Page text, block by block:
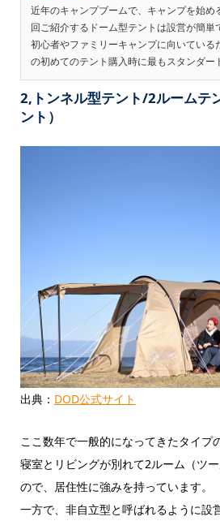
近年のキャンプブームで、キャンプを始め
回ご紹介するドーム型テントは設営が簡単
初心者やファミリーキャンプに向いている
の初めてのテント購入時に最もスタンダー
2,トンネル型テント/2ルームテ
ント）
出典： DOD公式サイト
ここ数年で一般的になってきたタイプ
寝室とリビングが別れて2ルーム（ツ
ので、居住性に強みを持っています。
一方で、非自立型と呼ばれるように設